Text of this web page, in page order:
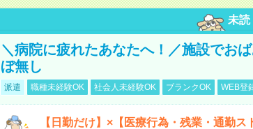
未読
＼病院に疲れたあなたへ！／施設でお
ぼ無し
派遣 職種未経験OK 社会人未経験OK ブランクOK WEB登
【日勤だけ】×【医療行為・残業・通勤